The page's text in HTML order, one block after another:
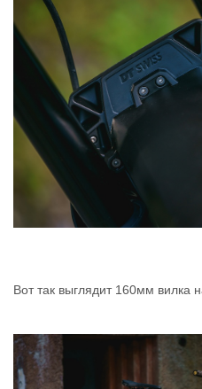
Вот так выглядит 160мм вилка